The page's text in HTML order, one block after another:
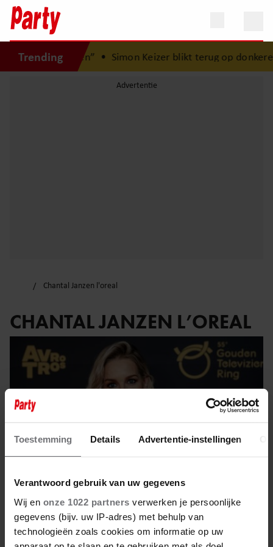
Toestemming Details Advertentie-instellingen
Verantwoord gebruik van uw gegevens
Wij en onze 1022 partners verwerken je persoonlijke
gegevens (bijv. uw IP-adres) met behulp van
technologieën zoals cookies om informatie op uw
Trending
is Lola geboren”•Simon Keizer blikt terug op donkere
Chantal Janzen l'oreal
CHANTAL JANZEN L’OREAL
24 april 2026